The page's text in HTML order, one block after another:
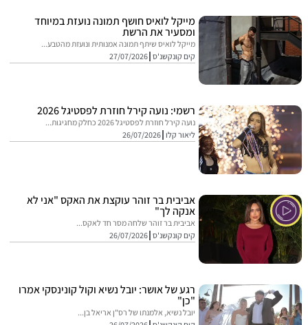
מייקל לואיס חושף תמונה נועזת במיוחד
ומסעיר את הרשת
מייקל לואיס שיתף תמונה אמנותית ונועזת מהטבע...
קים קונקשנ'ס 27/07/2026
רשמי: נועה קירל חוזרת לפסטיגל 2026
נועה קירל חוזרת לפסטיגל 2026 כחלק מחגיגות...
ליאור קלו 26/07/2026
אביבית בר זוהר עוקצת את האקס "אני לא
אנקה לך"
אביבית בר זוהר שלחה מסר חד לאקס...
קים קונקשנ'ס 26/07/2026
רגע של אושר: יובל נשיא וקול קונינסקי אמרו
"כן"
יובל נשיא, אלמנתו של רס"ן אריאל בן...